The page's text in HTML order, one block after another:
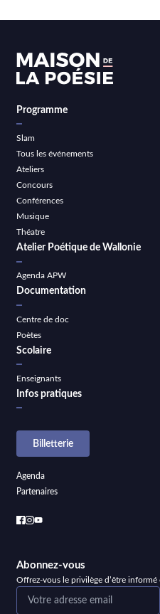
Programme
Slam
Tous les événements
Ateliers
Concours
Conférences
Musique
Théatre
Atelier Poétique de Wallonie
Agenda APW
Documentation
Centre de doc
Poètes
Scolaire
Enseignants
Infos pratiques
Billetterie
Agenda
Partenaires
Abonnez-vous
Offrez-vous le privilège d’être